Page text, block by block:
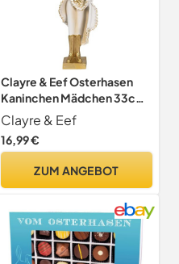
Clayre & Eef Osterhasen
Kaninchen Mädchen 33cm
Landhaus Osterdeko
Polyresin
Clayre & Eef
16,99 €
ZUM ANGEBOT